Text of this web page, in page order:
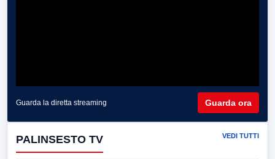
Guarda la diretta streaming Guarda ora
PALINSESTO TV VEDI TUTTI